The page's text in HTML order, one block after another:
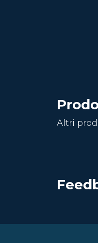
Altri